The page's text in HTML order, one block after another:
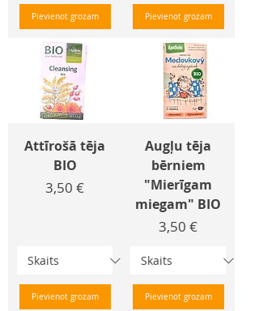
Pievienot grozam Pievienot grozam
Attīrošā tēja
BIO
Cena
3,50 €
Pievienot grozam
Augļu tēja
bērniem
"Mierīgam
miegam" BIO
Cena
3,50 €
Pievienot grozam